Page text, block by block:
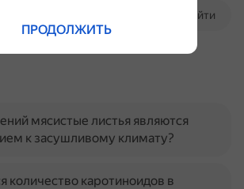
Войти
мясистые листья являются
к засушливому климату?
количество каротиноидов в
ПРОДОЛЖИТЬ